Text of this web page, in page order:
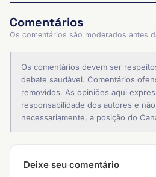
Comentários
Os comentários são moderados antes
Os comentários devem ser
debate saudável. Comentários
removidos. As opiniões aqui
responsabilidade dos autores e
necessariamente, a posição do
Deixe seu comentário